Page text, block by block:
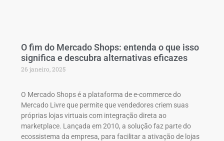
O fim do Mercado Shops: entenda o que isso
significa e descubra alternativas eficazes
26 janeiro, 2025
O Mercado Shops é a plataforma de e-commerce do
Mercado Livre que permite que vendedores criem suas
próprias lojas virtuais com integração direta ao
marketplace. Lançada em 2010, a solução faz parte do
ecossistema da empresa, para facilitar a ativação de lojas